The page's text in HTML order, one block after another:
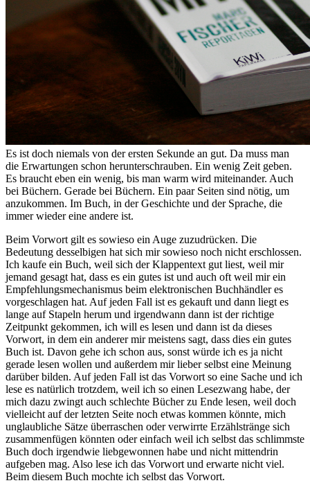
Es ist doch niemals von der ersten Sekunde an gut. Da muss man
die Erwartungen schon herunterschrauben. Ein wenig Zeit geben.
Es braucht eben ein wenig, bis man warm wird miteinander. Auch
bei Büchern. Gerade bei Büchern. Ein paar Seiten sind nötig, um
anzukommen. Im Buch, in der Geschichte und der Sprache, die
immer wieder eine andere ist.
Beim Vorwort gilt es sowieso ein Auge zuzudrücken. Die
Bedeutung desselbigen hat sich mir sowieso noch nicht erschlossen.
Ich kaufe ein Buch, weil sich der Klappentext gut liest, weil mir
jemand gesagt hat, dass es ein gutes ist und auch oft weil mir ein
Empfehlungsmechanismus beim elektronischen Buchhändler es
vorgeschlagen hat. Auf jeden Fall ist es gekauft und dann liegt es
lange auf Stapeln herum und irgendwann dann ist der richtige
Zeitpunkt gekommen, ich will es lesen und dann ist da dieses
Vorwort, in dem ein anderer mir meistens sagt, dass dies ein gutes
Buch ist. Davon gehe ich schon aus, sonst würde ich es ja nicht
gerade lesen wollen und außerdem mir lieber selbst eine Meinung
darüber bilden. Auf jeden Fall ist das Vorwort so eine Sache und ich
lese es natürlich trotzdem, weil ich so einen Lesezwang habe, der
mich dazu zwingt auch schlechte Bücher zu Ende lesen, weil doch
vielleicht auf der letzten Seite noch etwas kommen könnte, mich
unglaubliche Sätze überraschen oder verwirrte Erzählstränge sich
zusammenfügen könnten oder einfach weil ich selbst das schlimmste
Buch doch irgendwie liebgewonnen habe und nicht mittendrin
aufgeben mag. Also lese ich das Vorwort und erwarte nicht viel.
Beim diesem Buch mochte ich selbst das Vorwort.